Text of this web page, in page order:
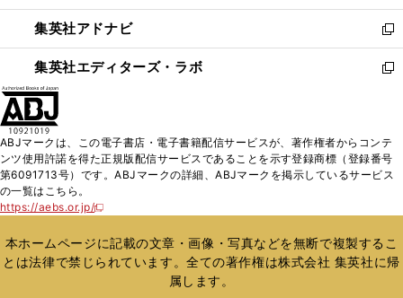
開
く
ウ
で
開
く
ン
ド
ウ
で
ウ
ィ
ン
ド
く
集英社アドナビ
新
し
い
ド
ウ
で
集英社エディターズ・ラボ
新
ィ
ン
ド
開
く
ABJマークは、この電子書店・電子書籍配信サービスが、著作権者からコンテ
ンツ使用許諾を得た正規版配信サービスであることを示す登録商標（登録番号
第6091713号）です。ABJマークの詳細、ABJマークを掲示しているサービス
の一覧はこちら。
https://aebs.or.jp/
新
い
ウ
ィ
本ホームページに記載の文章・画像・写真などを無断で複製するこ
とは法律で禁じられています。全ての著作権は株式会社 集英社に帰
属します。